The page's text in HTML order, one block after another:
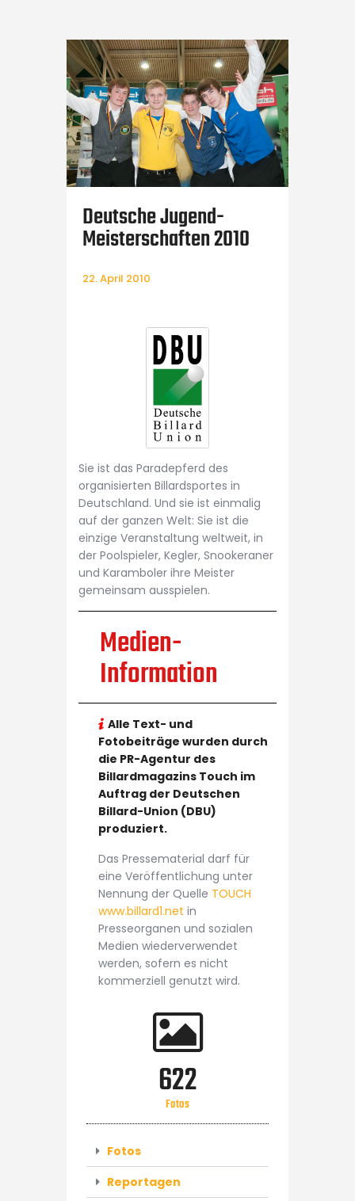
HOME
PR-Leistungen für Billard-
Events
Touch-Magazin
Deutsche Jugend-
Meisterschaften 2010
22. April 2010
Sie ist das Paradepferd des
organisierten Billardsportes in
Deutschland. Und sie ist einmalig
auf der ganzen Welt: Sie ist die
einzige Veranstaltung weltweit, in
der Poolspieler, Kegler, Snookeraner
und Karamboler ihre Meister
gemeinsam ausspielen.
Medien-
Information
Alle Text- und
Fotobeiträge wurden durch
die PR-Agentur des
Billardmagazins Touch im
Auftrag der Deutschen
Billard-Union (DBU)
produziert.
Das Pressematerial darf für
eine Veröffentlichung unter
Nennung der Quelle TOUCH
www.billard1.net in
Presseorganen und sozialen
Medien wiederverwendet
werden, sofern es nicht
kommerziell genutzt wird.
622
Fotos
Fotos
Reportagen